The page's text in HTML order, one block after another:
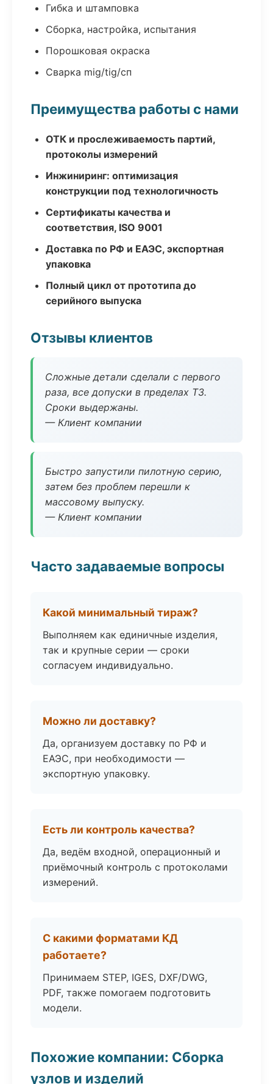
Гибка и штамповка
Сборка, настройка, испытания
Порошковая окраска
Сварка mig/tig/сп
Преимущества работы с нами
ОТК и прослеживаемость партий,
протоколы измерений
Инжиниринг: оптимизация
конструкции под технологичность
Сертификаты качества и
соответствия, ISO 9001
Доставка по РФ и ЕАЭС, экспортная
упаковка
Полный цикл от прототипа до
серийного выпуска
Отзывы клиентов
Сложные детали сделали с первого
раза, все допуски в пределах ТЗ.
Сроки выдержаны.
— Клиент компании
Быстро запустили пилотную серию,
затем без проблем перешли к
массовому выпуску.
— Клиент компании
Часто задаваемые вопросы
Какой минимальный тираж?
Выполняем как единичные изделия,
так и крупные серии — сроки
согласуем индивидуально.
Можно ли доставку?
Да, организуем доставку по РФ и
ЕАЭС, при необходимости —
экспортную упаковку.
Есть ли контроль качества?
Да, ведём входной, операционный и
приёмочный контроль с протоколами
измерений.
С какими форматами КД
работаете?
Принимаем STEP, IGES, DXF/DWG,
PDF, также помогаем подготовить
модели.
Похожие компании: Сборка
узлов и изделий